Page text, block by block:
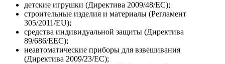
детские игрушки (Директива 2009/48/ЕС);
строительные изделия и материалы (Регламент
305/2011/EU);
средства индивидуальной защиты (Директива
89/686/EEC);
неавтоматические приборы для взвешивания
(Директива 2009/23/EC);